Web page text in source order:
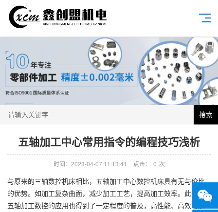
搜索
五轴加工中心常用指令的编程技巧浅析
时间：2023-04-07 11:13:41 点击： 0 次
与原来的三轴数控机床相比，五轴加工中心数控机床具有无与伦比
的优势。如加工复杂曲面，减少加工工艺，提高加工效率。此外，
五轴加工数控的应用也得到了一定程度的普及，高性能、高效的加